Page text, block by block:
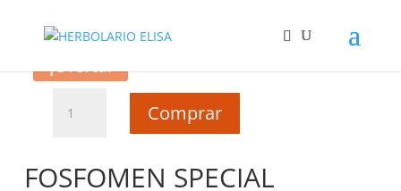
Cápsulas- Herbora
¡Oferta!
SPECIAL
Cápsulas-
Comprar
FOSFOMEN SPECIAL